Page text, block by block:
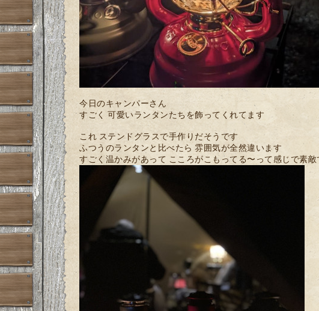
今日のキャンパーさん
すごく 可愛いランタンたちを飾ってくれてます
これ ステンドグラスで手作りだそうです
ふつうのランタンと比べたら 雰囲気が全然違います
すごく温かみがあって こころがこもってる〜って感じで素敵